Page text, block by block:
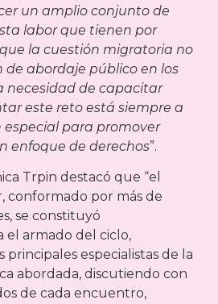
un amplio conjunto de
labor que tienen por
la cuestión migratoria no
abordaje público en los
necesidad de capacitar
este reto está siempre a
especial para promover
enfoque de derechos”.
Trpin destacó que “el
conformado por más de
se constituyó
el armado del ciclo,
principales especialistas de la
abordada, discutiendo con
de cada encuentro,